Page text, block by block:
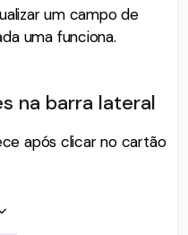
um campo de
uma funciona.
na barra lateral
após clicar no cartão